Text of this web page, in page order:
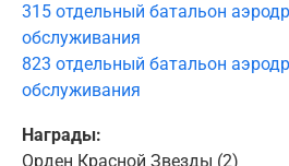
315 отдельный батальон
обслуживания
823 отдельный батальон
обслуживания
Награды:
Орден Красной Звезды (2)